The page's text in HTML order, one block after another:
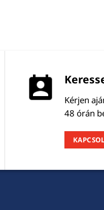
Kérjen
48 órán